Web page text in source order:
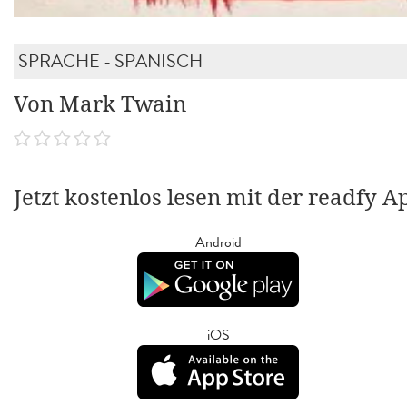
SPRACHE - SPANISCH
Von Mark Twain
Jetzt kostenlos lesen mit der readfy
Android
iOS